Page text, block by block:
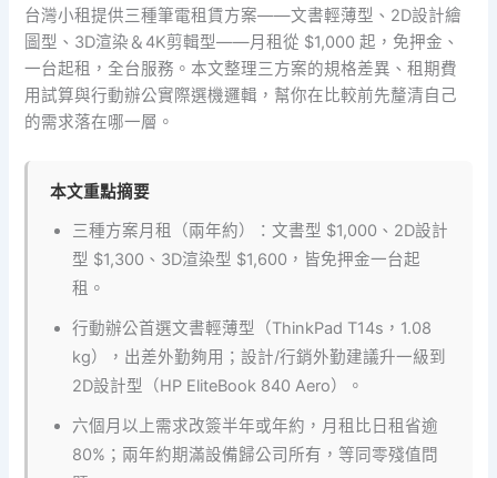
台灣小租提供三種筆電租賃方案——文書輕薄型、2D設計繪
圖型、3D渲染＆4K剪輯型——月租從 $1,000 起，免押金、
一台起租，全台服務。本文整理三方案的規格差異、租期費
用試算與行動辦公實際選機邏輯，幫你在比較前先釐清自己
的需求落在哪一層。
本文重點摘要
三種方案月租（兩年約）：文書型 $1,000、2D設計
型 $1,300、3D渲染型 $1,600，皆免押金一台起
租。
行動辦公首選文書輕薄型（ThinkPad T14s，1.08
kg），出差外勤夠用；設計/行銷外勤建議升一級到
2D設計型（HP EliteBook 840 Aero）。
六個月以上需求改簽半年或年約，月租比日租省逾
80%；兩年約期滿設備歸公司所有，等同零殘值問